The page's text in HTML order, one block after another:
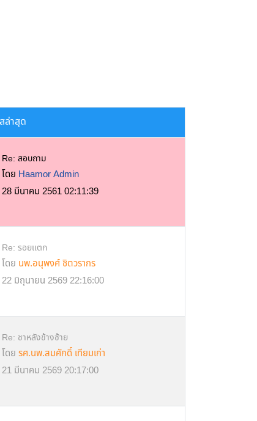
ล่าสุด
Re: สอบถาม
โดย Haamor Admin
28 มีนาคม 2561 02:11:39
Re: รอยแตก
โดย นพ.อนุพงศ์ ชิตวรากร
22 มิถุนายน 2569 22:16:00
Re: ชาหลังข้างซ้าย
โดย รศ.นพ.สมศักดิ์ เทียมเก่า
21 มีนาคม 2569 20:17:00